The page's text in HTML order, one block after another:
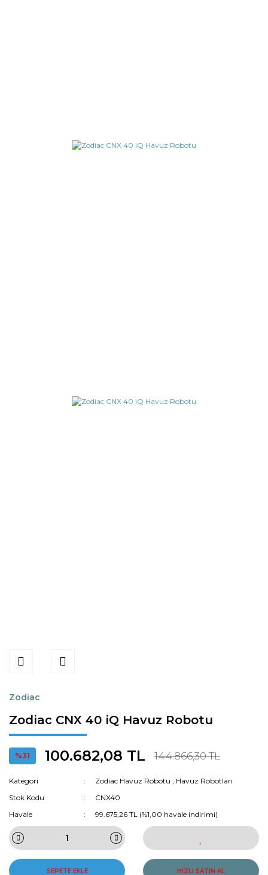
Zodiac
Zodiac CNX 40 iQ Havuz Robotu
%31 100.682,08 TL 144.866,30 TL
Kategori Zodiac Havuz Robotu , Havuz Robotları
Stok Kodu
CNX40
Havale
99.675,26 TL (%1,00 havale indirimi)
SEPETE EKLE HIZLI SATIN AL